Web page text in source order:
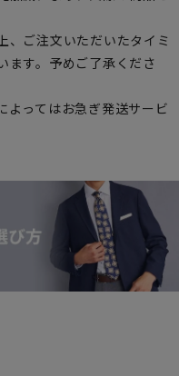
ご注文いただいたタイミ
ます。予めご了承くださ
ってはお急ぎ発送サービ